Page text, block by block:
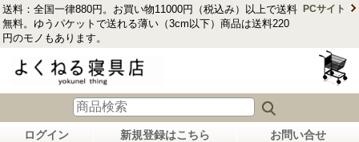
送料：全国一律880円。お買い物11000円（税込み）以上で送料
無料。ゆうパケットで送れる薄い（3cm以下）商品は送料220
円のモノもあります。
PCサイト
ログイン 新規登録はこちら お問い合せ